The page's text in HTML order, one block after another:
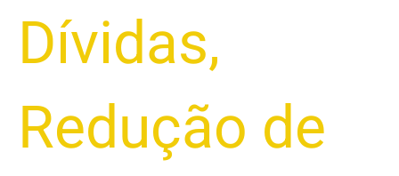
Dívidas,
Redução de